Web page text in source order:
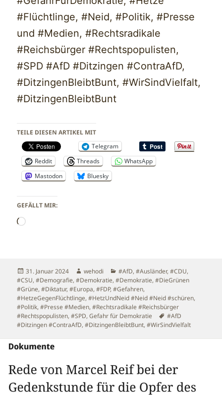
#Flüchtlinge, #Neid, #Politik, #Presse
und #Medien, #Rechtsradikale
#Reichsbürger #Rechtspopulisten,
#SPD #AfD #Ditzingen #ContraAfD,
#DitzingenBleibtBunt, #WirSindVielfalt,
#DitzingenBleibtBunt
TEILE DIESEN ARTIKEL MIT
Telegram
Reddit
Threads
WhatsApp
Mastodon
Bluesky
GEFÄLLT MIR:
Wird
Veröffentlicht
am
31. Januar 2024 Autor
wehodi Kategorien
#AfD,#Ausländer,#CDU,
#CSU,#Demografie,#Demokratie,#Demokratie,#DieGrünen
#Grüne,#Diktatur,#Europa,#FDP,#Gefahren,
#HetzeGegenFlüchtlinge,#HetzUndNeid #Neid #Neid #schüren,
#Politik,#Presse #Medien,#Rechtsradikale #Reichsbürger
#Rechtspopulisten,#SPD,Gefahr für Demokratie Schlagwörter
#AfD
#Ditzingen #ContraAfD,#DitzingenBleibtBunt,#WirSindVielfalt